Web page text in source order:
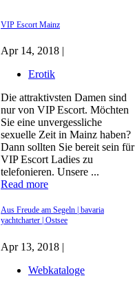
VIP Escort Mainz
Apr 14, 2018 |
Erotik
Die attraktivsten Damen sind
nur von VIP Escort. Möchten
Sie eine unvergessliche
sexuelle Zeit in Mainz haben?
Dann sollten Sie bereit sein für
VIP Escort Ladies zu
telefonieren. Unsere ...
Read more
Aus Freude am Segeln | bavaria
yachtcharter | Ostsee
Apr 13, 2018 |
Webkataloge